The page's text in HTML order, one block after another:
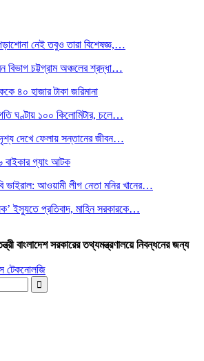
নেই তবুও তারা বিশেষজ্ঞ,…
চট্টগ্রাম অঞ্চলের শ্রদ্ধা…
৪০ হাজার টাকা জরিমানা
গতি ঘণ্টায় ১০০ কিলোমিটার, চলে…
দেখে ফেলায় সন্তানের জীবন…
বাইকার গ্যাং আটক
আওয়ামী লীগ নেতা মনির খানের…
ইস্যুতে প্রতিবাদ, মাহিন সরকারকে…
বাংলাদেশ সরকারের তথ্যমন্ত্রণালয়ে নিবন্ধনের জন্য
টেকনোলজি